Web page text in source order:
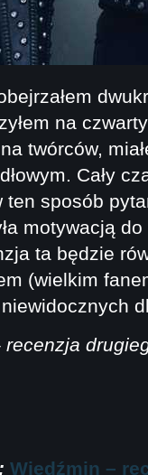
na
twórców,
Cały
ten sposób
motywacją
ta będzie
(wielkim
recenzja
Wiedźmin –